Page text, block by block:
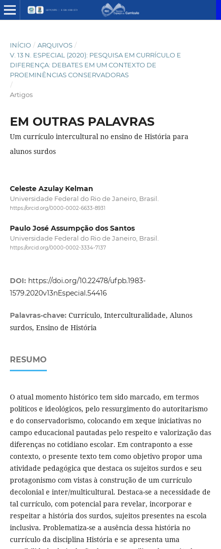
INÍCIO / ARQUIVOS /
V. 13 N. ESPECIAL (2020): PESQUISA EM CURRÍCULO E
DIFERENÇA: DEBATES EM UM CONTEXTO DE
PROEMINÊNCIAS CONSERVADORAS
/
Artigos
EM OUTRAS PALAVRAS
Um currículo intercultural no ensino de História para
alunos surdos
Celeste Azulay Kelman
Universidade Federal do Rio de Janeiro, Brasil.
https://orcid.org/0000-0002-6633-8931
Paulo José Assumpção dos Santos
Universidade Federal do Rio de Janeiro, Brasil.
https://orcid.org/0000-0002-3334-7137
DOI: https://doi.org/10.22478/ufpb.1983-
1579.2020v13nEspecial.54416
Palavras-chave: Currículo, Interculturalidade, Alunos
surdos, Ensino de História
RESUMO
O atual momento histórico tem sido marcado, em termos
políticos e ideológicos, pelo ressurgimento do autoritarismo
e do conservadorismo, colocando em xeque iniciativas no
campo educacional pautadas pelo respeito e valorização das
diferenças no cotidiano escolar. Em contraponto a esse
contexto, o presente texto tem como objetivo propor uma
atividade pedagógica que destaca os sujeitos surdos e seu
protagonismo com vistas à construção de um currículo
decolonial e inter/multicultural. Destaca-se a necessidade de
tal currículo, com potencial para revelar, incorporar e
respeitar a história dos surdos, sujeitos presentes na escola
inclusiva. Problematiza-se a ausência dessa história no
currículo da disciplina História e se apresenta uma